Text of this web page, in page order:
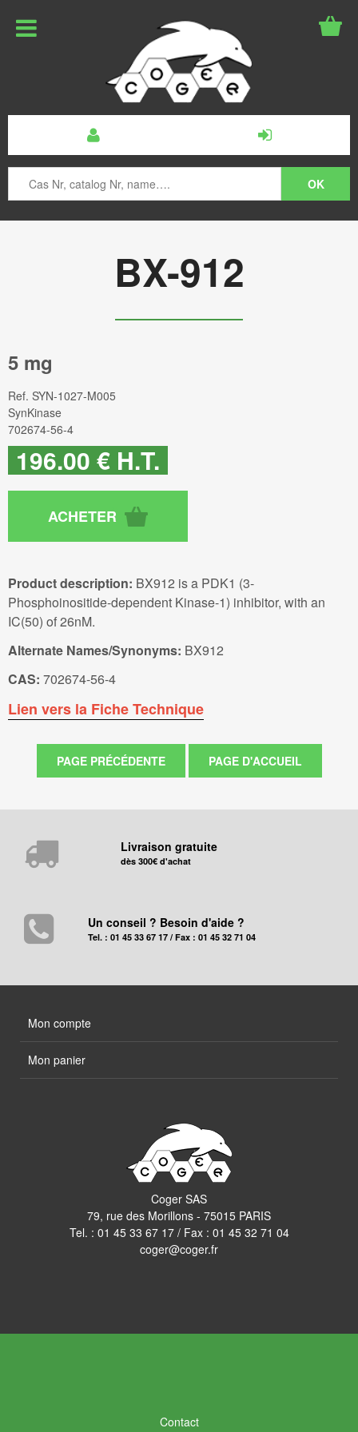
BX-912
5 mg
Ref. SYN-1027-M005
SynKinase
702674-56-4
196.00 € H.T.
Product description: BX912 is a PDK1 (3-
Phosphoinositide-dependent Kinase-1) inhibitor, with an
IC(50) of 26nM.
Alternate Names/Synonyms: BX912
CAS: 702674-56-4
Lien vers la Fiche Technique
Livraison gratuite
dès 300€ d'achat
Un conseil ? Besoin d'aide ?
Tel. : 01 45 33 67 17 / Fax : 01 45 32 71 04
Mon compte
Mon panier
Coger SAS
79, rue des Morillons - 75015 PARIS
Tel. : 01 45 33 67 17/ Fax : 01 45 32 71 04
coger@coger.fr
Contact